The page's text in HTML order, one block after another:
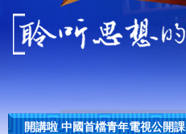
開講啦 中國首檔青年電視公開課